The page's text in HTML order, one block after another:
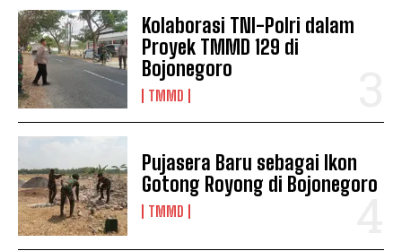
Kolaborasi TNI-Polri dalam
Proyek TMMD 129 di
Bojonegoro
TMMD
Pujasera Baru sebagai Ikon
Gotong Royong di Bojonegoro
TMMD